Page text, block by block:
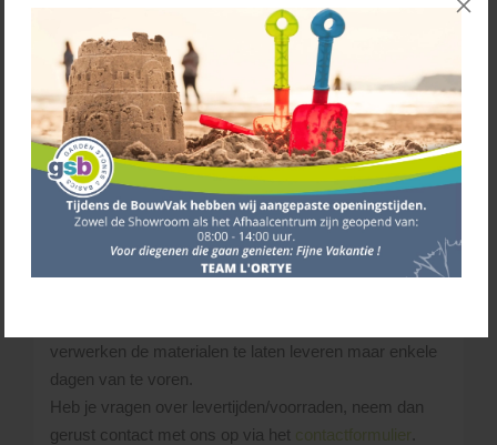
Levering
Wij proberen de aangeschafte materialen binnen 3 tot
10 werkdagen te leveren.
Wanneer er door ons een tijdsindicatie i.v.m. de
levering wordt gegeven, kunnen hieraan geen rechten
worden ontleend. L’Ortye behoudt zich het recht voor,
wijzigingen in het routeschema aan te brengen bij
onvoorziene gebeurtenissen. Houd hiermee rekening
wanneer ‘derden’ materialen voor u verwerken! Zgn.
verwerken de materialen te laten leveren maar enkele
dagen van te voren.
Heb je vragen over levertijden/voorraden, neem dan
gerust contact met ons op via het contactformulier